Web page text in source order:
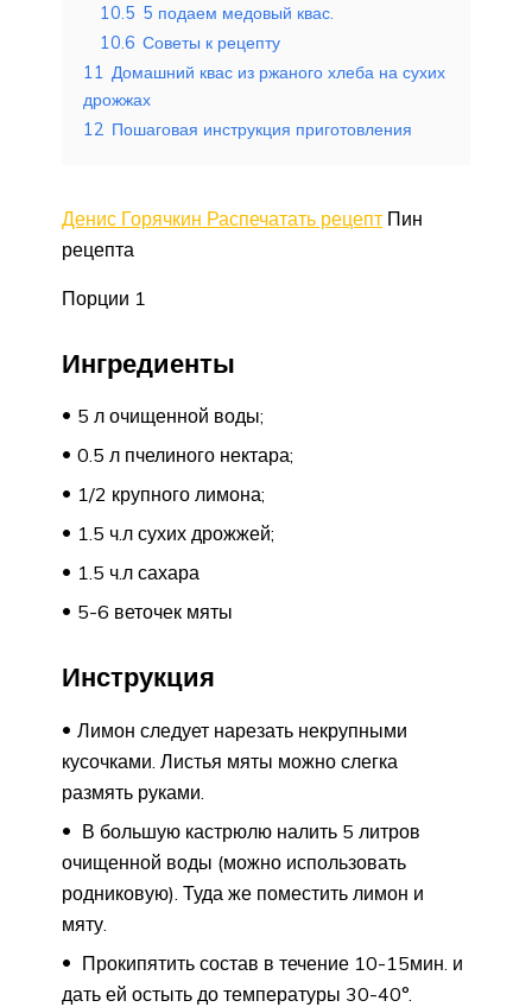
10.5 5 подаем медовый квас.
10.6 Советы к рецепту
11 Домашний квас из ржаного хлеба на сухих
дрожжах
12 Пошаговая инструкция приготовления
Денис Горячкин Распечатать рецепт Пин
рецепта
Порции 1
Ингредиенты
5 л очищенной воды;
0.5 л пчелиного нектара;
1/2 крупного лимона;
1.5 ч.л сухих дрожжей;
1.5 ч.л сахара
5-6 веточек мяты
Инструкция
Лимон следует нарезать некрупными
кусочками. Листья мяты можно слегка
размять руками.
В большую кастрюлю налить 5 литров
очищенной воды (можно использовать
родниковую). Туда же поместить лимон и
мяту.
Прокипятить состав в течение 10-15мин. и
дать ей остыть до температуры 30-40°.